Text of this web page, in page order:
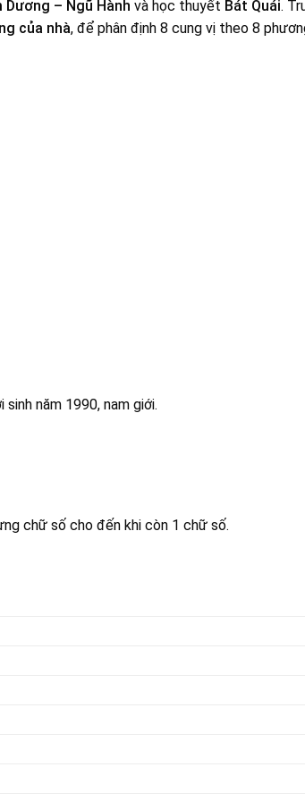
Dương – Ngũ Hành và học thuyết Bát Quái.
của nhà, để phân định 8 cung vị theo 8
năm 1990, nam giới.
chữ số cho đến khi còn 1 chữ số.